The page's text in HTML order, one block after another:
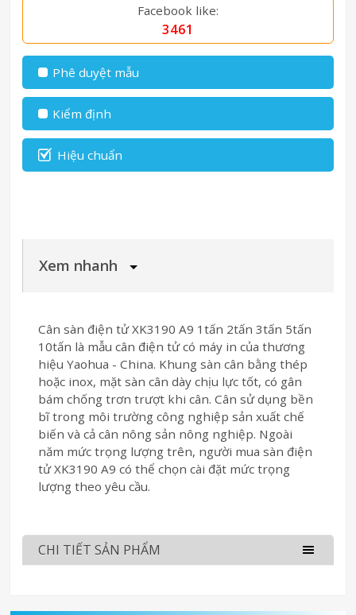
Facebook like:
3461
Phê duyệt mẫu
Kiểm định
Hiệu chuẩn
Xem nhanh
Cân sàn điện tử XK3190 A9 1tấn 2tấn 3tấn 5tấn
10tấn là mẫu cân điện tử có máy in của thương
hiệu Yaohua - China. Khung sàn cân bằng thép
hoặc inox, mặt sàn cân dày chịu lực tốt, có gân
bám chống trơn trượt khi cân. Cân sử dụng bền
bĩ trong môi trường công nghiệp sản xuất chế
biến và cả cân nông sản nông nghiệp. Ngoài
năm mức trọng lượng trên, người mua sàn điện
tử XK3190 A9 có thể chọn cài đặt mức trọng
lượng theo yêu cầu.
CHI TIẾT SẢN PHẨM